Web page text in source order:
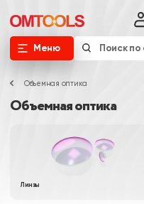
Меню
Объемная оптика
Объемная оптика
Линзы